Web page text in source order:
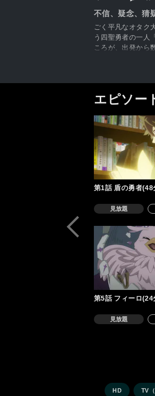
不信、疑念、猜
ごく平凡なオタク
う四聖勇者の一人
ころが、出発から
エピソー
第1話 盾の勇者(48
見放題
第5話 フィーロ(24
見放題
HD TV（